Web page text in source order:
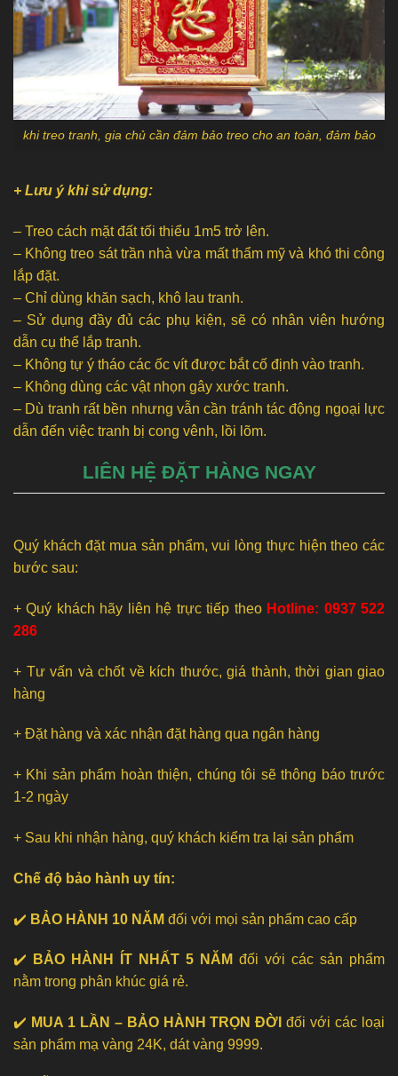
khi treo tranh, gia chủ cần đảm bảo treo cho an toàn, đảm bảo
+ Lưu ý khi sử dụng:
– Treo cách mặt đất tối thiểu 1m5 trở lên.
– Không treo sát trần nhà vừa mất thẩm mỹ và khó thi công
lắp đặt.
– Chỉ dùng khăn sạch, khô lau tranh.
– Sử dụng đầy đủ các phụ kiện, sẽ có nhân viên hướng
dẫn cụ thể lắp tranh.
– Không tự ý tháo các ốc vít được bắt cố định vào tranh.
– Không dùng các vật nhọn gây xước tranh.
– Dù tranh rất bền nhưng vẫn cần tránh tác động ngoại lực
dẫn đến việc tranh bị cong vênh, lồi lõm.
LIÊN HỆ ĐẶT HÀNG NGAY
Quý khách đặt mua sản phẩm, vui lòng thực hiện theo các
bước sau:
+ Quý khách hãy liên hệ trực tiếp theo Hotline: 0937 522
286
+ Tư vấn và chốt về kích thước, giá thành, thời gian giao
hàng
+ Đặt hàng và xác nhận đặt hàng qua ngân hàng
+ Khi sản phẩm hoàn thiện, chúng tôi sẽ thông báo trước
1-2 ngày
+ Sau khi nhận hàng, quý khách kiểm tra lại sản phẩm
Chế độ bảo hành uy tín:
✔️ BẢO HÀNH 10 NĂM đối với mọi sản phẩm cao cấp
✔️ BẢO HÀNH ÍT NHẤT 5 NĂM đối với các sản phẩm
nằm trong phân khúc giá rẻ.
✔️ MUA 1 LẦN – BẢO HÀNH TRỌN ĐỜI đối với các loại
sản phẩm mạ vàng 24K, dát vàng 9999.